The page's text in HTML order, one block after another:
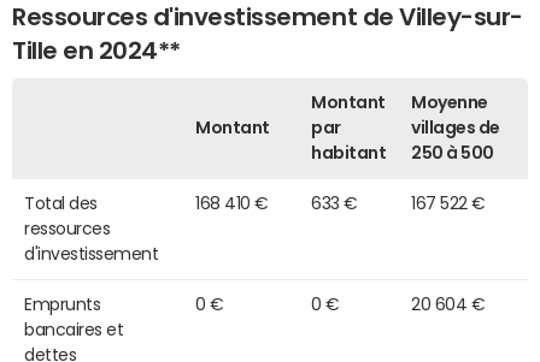
Ressources d'investissement de Villey-sur-
Tille en 2024**
Montant
Montant
par
habitant
Moyenne
villages de
250 à 500
Total des
ressources
d'investissement
168 410 € 633 € 167 522 €
Emprunts
bancaires et
dettes
0 € 0 € 20 604 €